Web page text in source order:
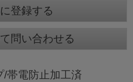
登録する
問い合わせる
/帯電防止加工済